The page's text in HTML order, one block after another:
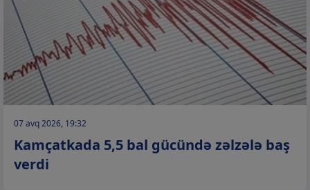
07 avq 2026, 19:32
Kamçatkada 5,5 bal gücündə zəlzələ baş
verdi